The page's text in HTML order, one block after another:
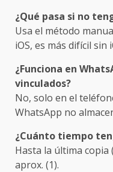
¿Qué pasa si no
Usa el método
iOS, es más difícil sin
¿Funciona en
vinculados?
No, solo en el
WhatsApp no
¿Cuánto tiempo
Hasta la última copia
aprox. (1).